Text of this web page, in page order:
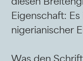
Eigenschaft:
nigerianischer
Was den